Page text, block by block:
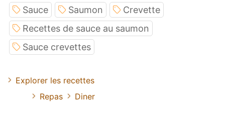
Sauce Saumon
Crevette
Recettes de sauce au saumon
Sauce crevettes
Explorer les recettes
Repas
Diner